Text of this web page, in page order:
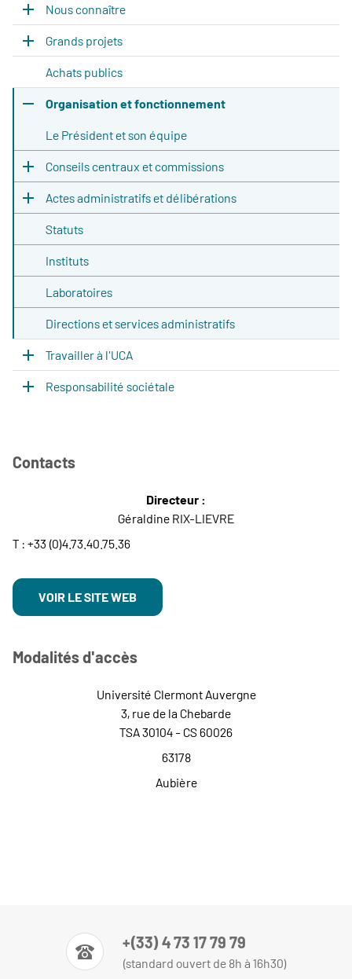
Nous connaître
Grands projets
Achats publics
Organisation et fonctionnement
Le Président et son équipe
Conseils centraux et commissions
Actes administratifs et délibérations
Statuts
Instituts
Laboratoires
Directions et services administratifs
Travailler à l'UCA
Responsabilité sociétale
Contacts
Directeur :
Géraldine RIX-LIEVRE
T : +33 (0)4.73.40.75.36
VOIR LE SITE WEB
Modalités d'accès
Université Clermont Auvergne
3, rue de la Chebarde
TSA 30104 - CS 60026
63178
Aubière
+(33) 4 73 17 79 79
(standard ouvert de 8h à 16h30)